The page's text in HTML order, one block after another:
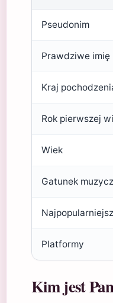
Pseudonim
Prawdziwe imię
Kraj
Rok pierwszej
Wiek
Gatunek
Platformy
Kim jest